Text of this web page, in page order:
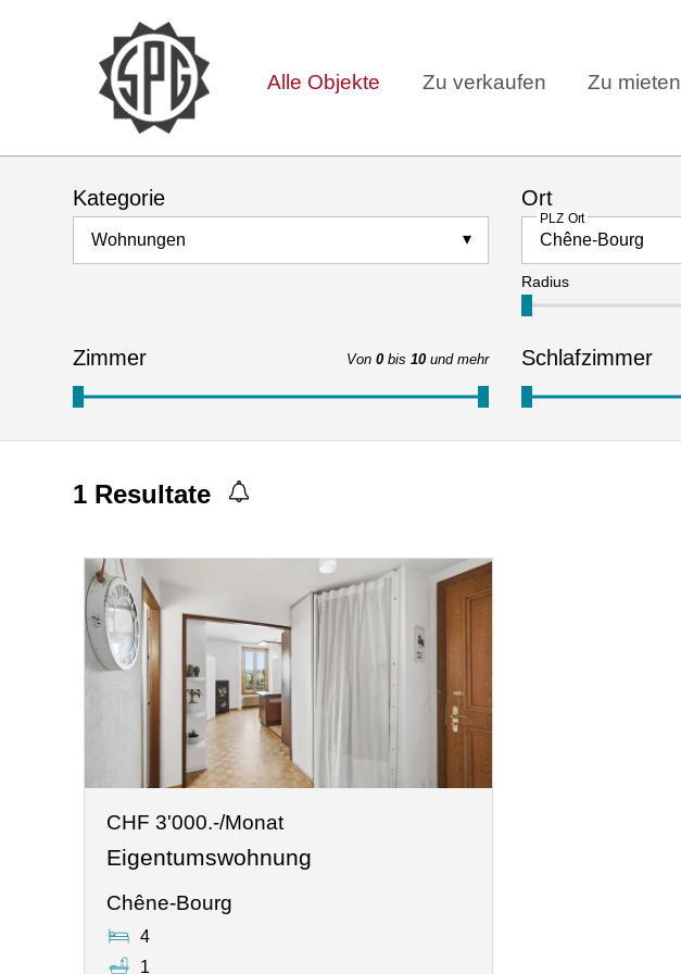
Alle Objekte Zu verkaufen Zu mieten
Kategorie
Wohnungen
Ort
PLZ Ort
Radius
Zimmer Von 0 bis 10 und mehr Schlafzimmer
1 Resultate
CHF 3'000.-/Monat
Eigentumswohnung
Chêne-Bourg
4
1